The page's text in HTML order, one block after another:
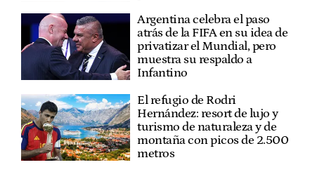
Argentina celebra el paso
atrás de la FIFA en su idea de
privatizar el Mundial, pero
muestra su respaldo a
Infantino
El refugio de Rodri
Hernández: resort de lujo y
turismo de naturaleza y de
montaña con picos de 2.500
metros